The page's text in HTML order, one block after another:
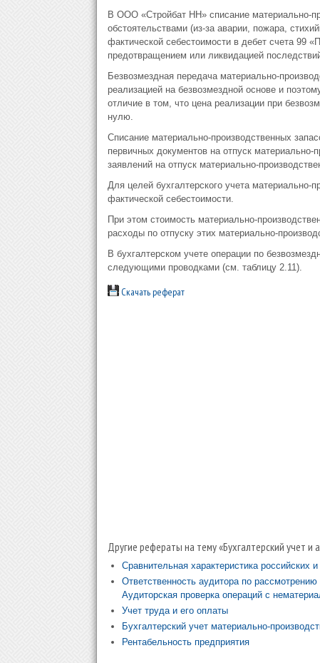
В ООО «Стройбат НН» списание материально-
обстоятельствами (из-за аварии, пожара,
фактической себестоимости в дебет счета 99
предотвращением или ликвидацией
Безвозмездная передача материально-
реализацией на безвозмездной основе и
отличие в том, что цена реализации при
нулю.
Списание материально-производственных
первичных документов на отпуск материально-
заявлений на отпуск материально-
Для целей бухгалтерского учета
фактической себестоимости.
При этом стоимость материально-
расходы по отпуску этих материально-
В бухгалтерском учете операции по
следующими проводками (см. таблицу 2.11).
Скачать реферат
Другие рефераты на тему «Бухгалтерский учет и
Сравнительная характеристика
Ответственность аудитора по
Аудиторская проверка операций с
Учет труда и его оплаты
Бухгалтерский учет материально-
Рентабельность предприятия